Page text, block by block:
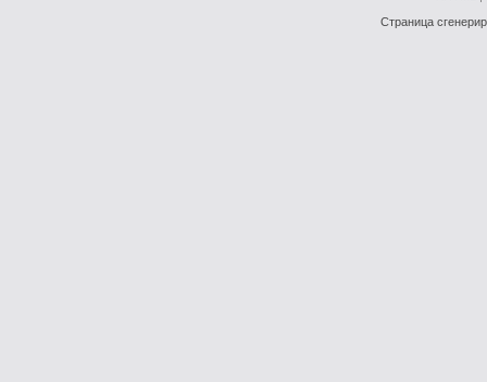
Страница